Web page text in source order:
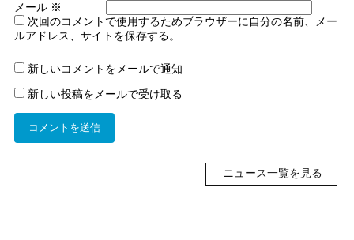
メール ※
次回のコメントで使用するためブラウザーに自分の名前、メー
ルアドレス、サイトを保存する。
新しいコメントをメールで通知
新しい投稿をメールで受け取る
ニュース一覧を見る